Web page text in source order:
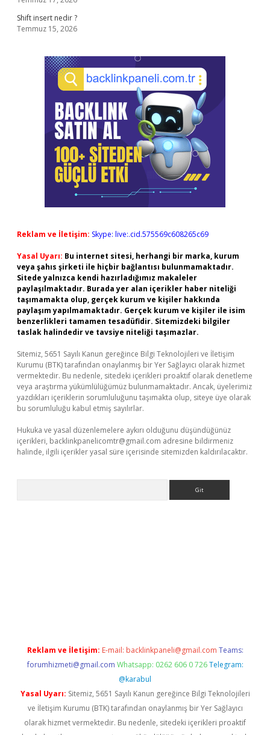
Shift insert nedir ?
Temmuz 15, 2026
Reklam ve İletişim: Skype: live:.cid.575569c608265c69
Yasal Uyarı: Bu internet sitesi, herhangi bir marka, kurum
veya şahıs şirketi ile hiçbir bağlantısı bulunmamaktadır.
Sitede yalnızca kendi hazırladığımız makaleler
paylaşılmaktadır. Burada yer alan içerikler haber niteliği
taşımamakta olup, gerçek kurum ve kişiler hakkında
paylaşım yapılmamaktadır. Gerçek kurum ve kişiler ile isim
benzerlikleri tamamen tesadüfidir. Sitemizdeki bilgiler
taslak halindedir ve tavsiye niteliği taşımazlar.
Sitemiz, 5651 Sayılı Kanun gereğince Bilgi Teknolojileri ve İletişim
Kurumu (BTK) tarafından onaylanmış bir Yer Sağlayıcı olarak hizmet
vermektedir. Bu nedenle, sitedeki içerikleri proaktif olarak denetleme
veya araştırma yükümlülüğümüz bulunmamaktadır. Ancak, üyelerimiz
yazdıkları içeriklerin sorumluluğunu taşımakta olup, siteye üye olarak
bu sorumluluğu kabul etmiş sayılırlar.
Hukuka ve yasal düzenlemelere aykırı olduğunu düşündüğünüz
içerikleri, backlinkpanelicomtr@gmail.com adresine bildirmeniz
halinde, ilgili içerikler yasal süre içerisinde sitemizden kaldırılacaktır.
Reklam ve İletişim: E-mail: backlinkpaneli@gmail.com Teams:
forumhizmeti@gmail.com Whatsapp: 0262 606 0 726 Telegram:
@karabul
Yasal Uyarı: Sitemiz, 5651 Sayılı Kanun gereğince Bilgi Teknolojileri
ve İletişim Kurumu (BTK) tarafından onaylanmış bir Yer Sağlayıcı
olarak hizmet vermektedir. Bu nedenle, sitedeki içerikleri proaktif